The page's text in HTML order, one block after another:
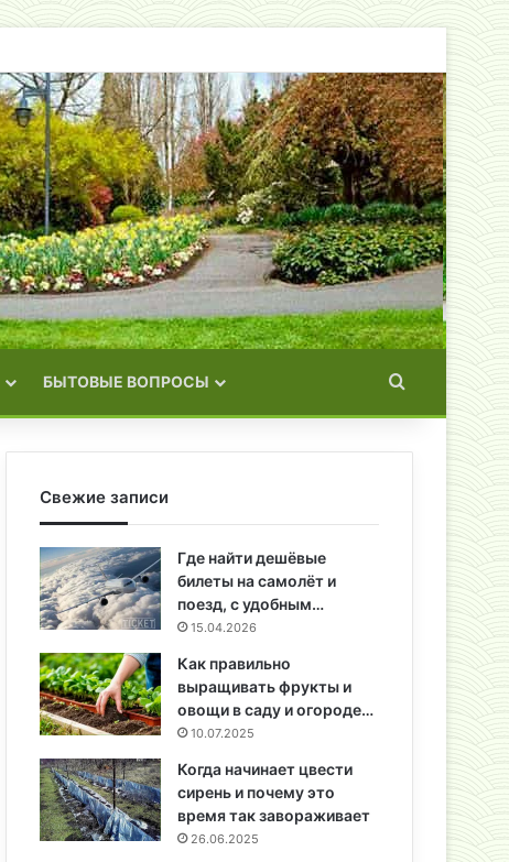
БЫТОВЫЕ ВОПРОСЫ Искать
Свежие записи
Где найти дешёвые
билеты на самолёт и
поезд, с удобным…
15.04.2026
Как правильно
выращивать фрукты и
овощи в саду и огороде…
10.07.2025
Когда начинает цвести
сирень и почему это
время так завораживает
26.06.2025